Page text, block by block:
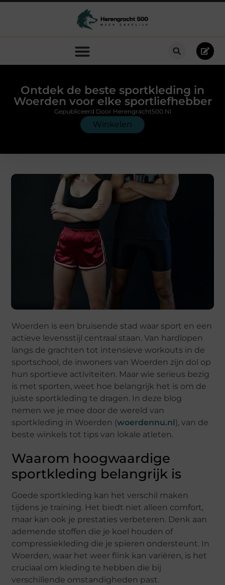
Ontdek de beste sportkleding in
Woerden voor elke sportliefhebber
Winkelen
Gepubliceerd Door Herengracht500.nl
Woerden is een bruisende stad waar sport en een
actieve levensstijl centraal staan. Van hardlopen
langs de grachten tot intensieve workouts in de
sportschool, de inwoners van Woerden zijn dol op
hun sportieve activiteiten. Maar wie serieus bezig
is met sporten, weet hoe belangrijk het is om de
juiste sportkleding te dragen. In deze blog
nemen we je mee door de wereld van
sportkleding in Woerden (woerdennu.nl), van de
beste winkels tot tips van lokale atleten.
Waarom hoogwaardige
sportkleding belangrijk is
Goede sportkleding kan het verschil maken
tijdens je training. Het biedt niet alleen comfort,
maar kan ook je prestaties verbeteren. Denk aan
ademende stoffen die je koel houden of
compressiekleding die je spieren ondersteunt. In
Woerden, waar het weer flink kan variëren, is het
cruciaal om kleding te hebben die bij
verschillende omstandigheden past.